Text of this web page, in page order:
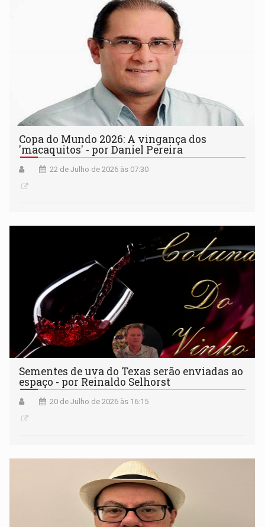
Copa do Mundo 2026: A vingança dos
'macaquitos' - por Daniel Pereira
22 de Julho de 2026 às 07:30
Sementes de uva do Texas serão enviadas ao
espaço - por Reinaldo Selhorst
20 de Julho de 2026 às 16:15